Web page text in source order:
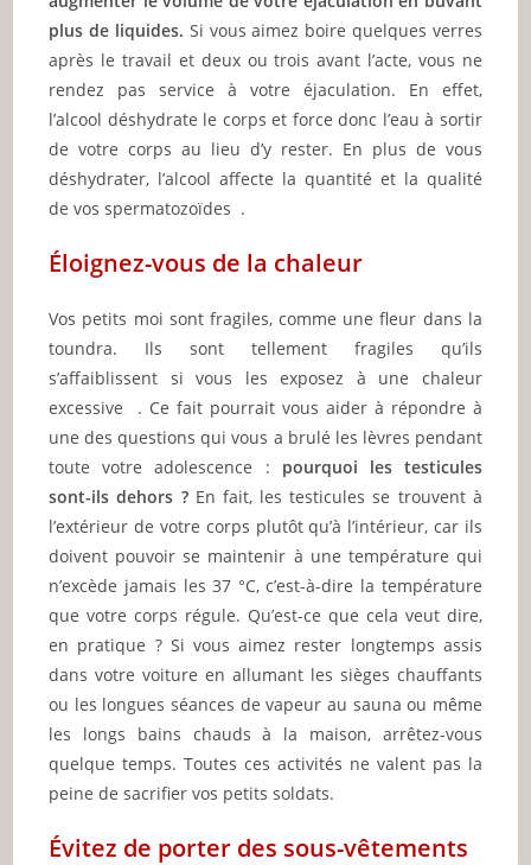
plus de liquides. Si vous aimez boire quelques verres
après le travail et deux ou trois avant l’acte, vous ne
rendez pas service à votre éjaculation. En effet,
l’alcool déshydrate le corps et force donc l’eau à sortir
de votre corps au lieu d’y rester. En plus de vous
déshydrater, l’alcool affecte la quantité et la qualité
de vos spermatozoïdes .
Éloignez-vous de la chaleur
Vos petits moi sont fragiles, comme une fleur dans la
toundra. Ils sont tellement fragiles qu’ils
s’affaiblissent si vous les exposez à une chaleur
excessive . Ce fait pourrait vous aider à répondre à
une des questions qui vous a brulé les lèvres pendant
toute votre adolescence : pourquoi les testicules
sont-ils dehors ?En fait, les testicules se trouvent à
l’extérieur de votre corps plutôt qu’à l’intérieur, car ils
doivent pouvoir se maintenir à une température qui
n’excède jamais les 37 °C, c’est-à-dire la température
que votre corps régule. Qu’est-ce que cela veut dire,
en pratique ? Si vous aimez rester longtemps assis
dans votre voiture en allumant les sièges chauffants
ou les longues séances de vapeur au sauna ou même
les longs bains chauds à la maison, arrêtez-vous
quelque temps. Toutes ces activités ne valent pas la
peine de sacrifier vos petits soldats.
Évitez de porter des sous-vêtements